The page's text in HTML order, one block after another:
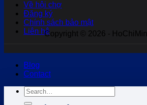
Về hội chợ
Đăng ký
Chính sách bảo mật
Liên hệCopyright © 2026 -
Blog
Contact